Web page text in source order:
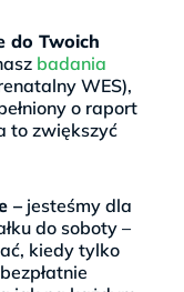
do Twoich
badania
WES),
o raport
to zwiększyć
– jesteśmy dla
do soboty –
kiedy tylko